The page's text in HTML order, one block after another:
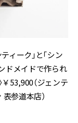
ィーク」と「シン
ドメイドで作られ
￥53,900（ジェンテ
参道本店）